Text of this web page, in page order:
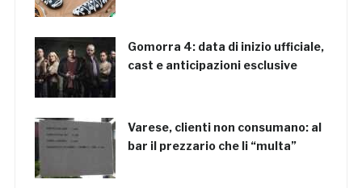
Gomorra 4: data di inizio ufficiale,
cast e anticipazioni esclusive
Varese, clienti non consumano: al
bar il prezzario che li “multa”